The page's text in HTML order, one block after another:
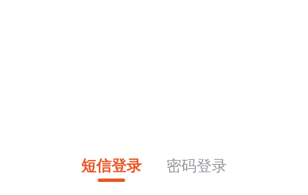
短信登录 密码登录